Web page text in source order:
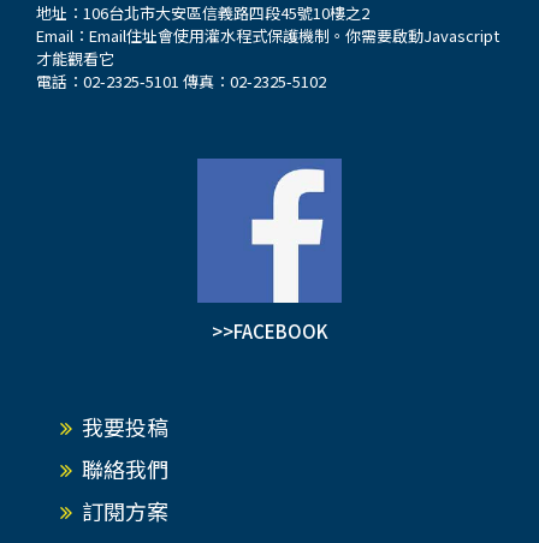
地址：106台北市大安區信義路四段45號10樓之2
Email： Email住址會使用灌水程式保護機制。你需要啟動Javascript
才能觀看它
電話：02-2325-5101 傳真：02-2325-5102
>>FACEBOOK
我要投稿
聯絡我們
訂閱方案